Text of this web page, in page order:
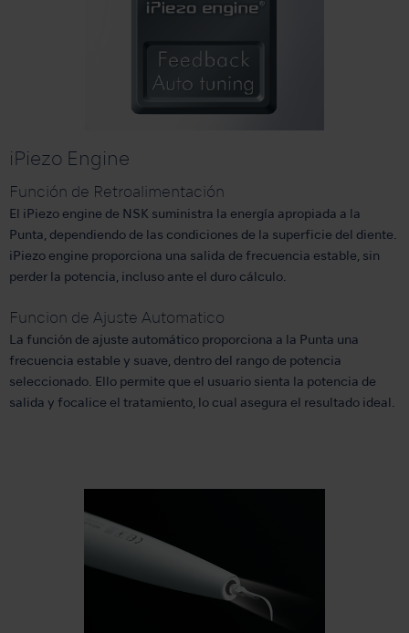
iPiezo Engine
Función de Retroalimentación
El iPiezo engine de NSK suministra la energía apropiada a la
Punta, dependiendo de las condiciones de la superficie del diente.
iPiezo engine proporciona una salida de frecuencia estable, sin
perder la potencia, incluso ante el duro cálculo.
Funcion de Ajuste Automatico
La función de ajuste automático proporciona a la Punta una
frecuencia estable y suave, dentro del rango de potencia
seleccionado. Ello permite que el usuario sienta la potencia de
salida y focalice el tratamiento, lo cual asegura el resultado ideal.